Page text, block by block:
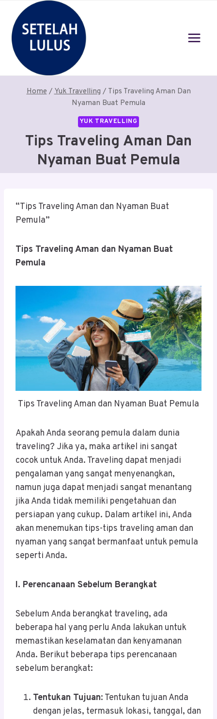
content
Home / Yuk Travelling / Tips Traveling Aman Dan
Nyaman Buat Pemula
YUK TRAVELLING
Tips Traveling Aman Dan
Nyaman Buat Pemula
“Tips Traveling Aman dan Nyaman Buat
Pemula”
Tips Traveling Aman dan Nyaman Buat
Pemula
Tips Traveling Aman dan Nyaman Buat Pemula
Apakah Anda seorang pemula dalam dunia
traveling? Jika ya, maka artikel ini sangat
cocok untuk Anda. Traveling dapat menjadi
pengalaman yang sangat menyenangkan,
namun juga dapat menjadi sangat menantang
jika Anda tidak memiliki pengetahuan dan
persiapan yang cukup. Dalam artikel ini, Anda
akan menemukan tips-tips traveling aman dan
nyaman yang sangat bermanfaat untuk pemula
seperti Anda.
I. Perencanaan Sebelum Berangkat
Sebelum Anda berangkat traveling, ada
beberapa hal yang perlu Anda lakukan untuk
memastikan keselamatan dan kenyamanan
Anda. Berikut beberapa tips perencanaan
sebelum berangkat:
Tentukan Tujuan: Tentukan tujuan Anda
dengan jelas, termasuk lokasi, tanggal, dan